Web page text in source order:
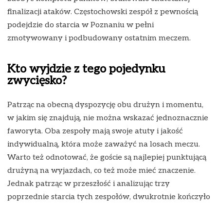
finalizacji ataków. Częstochowski zespół z pewnością
podejdzie do starcia w Poznaniu w pełni
zmotywowany i podbudowany ostatnim meczem.
Kto wyjdzie z tego pojedynku
zwycięsko?
Patrząc na obecną dyspozycję obu drużyn i momentu,
w jakim się znajdują, nie można wskazać jednoznacznie
faworyta. Oba zespoły mają swoje atuty i jakość
indywidualną, która może zaważyć na losach meczu.
Warto też odnotować, że goście są najlepiej punktującą
drużyną na wyjazdach, co też może mieć znaczenie.
Jednak patrząc w przeszłość i analizując trzy
poprzednie starcia tych zespołów, dwukrotnie kończyło